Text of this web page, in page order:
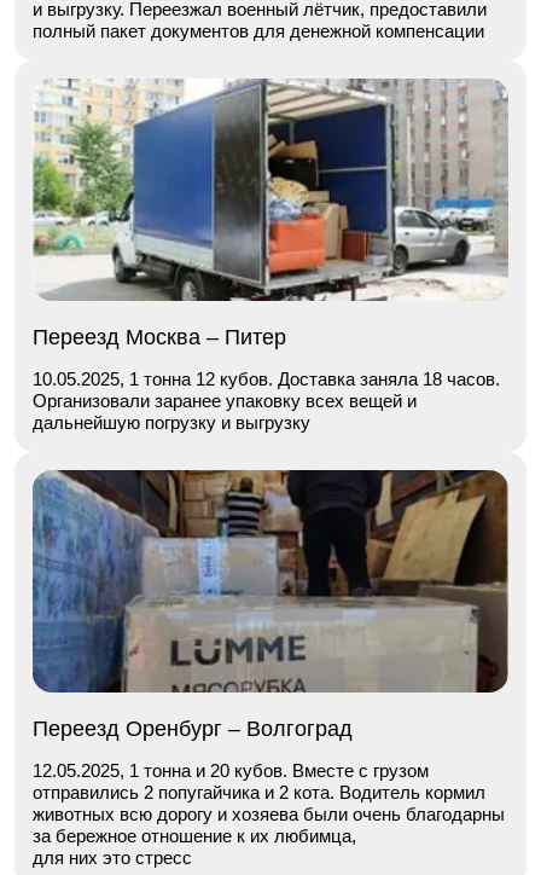
и выгрузку. Переезжал военный лётчик, предоставили
полный пакет документов для денежной компенсации
Переезд Москва – Питер
10.05.2025, 1 тонна 12 кубов. Доставка заняла 18 часов.
Организовали заранее упаковку всех вещей и
дальнейшую погрузку и выгрузку
Переезд Оренбург – Волгоград
12.05.2025, 1 тонна и 20 кубов. Вместе с грузом
отправились 2 попугайчика и 2 кота. Водитель кормил
животных всю дорогу и хозяева были очень благодарны
за бережное отношение к их любимца,
для них это стресс